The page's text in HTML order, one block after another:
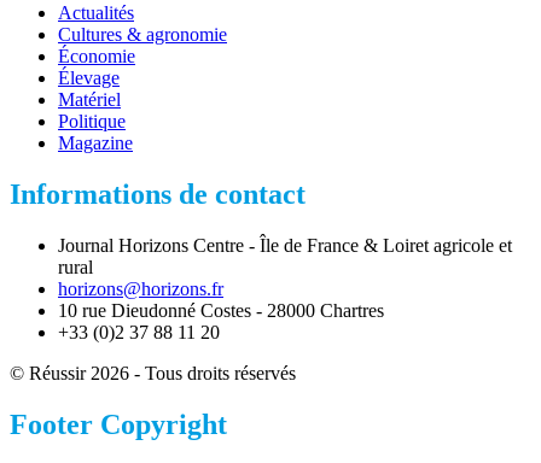
Actualités
Cultures & agronomie
Économie
Élevage
Matériel
Politique
Magazine
Informations de contact
Journal Horizons Centre - Île de France & Loiret agricole et
rural
horizons@horizons.fr
10 rue Dieudonné Costes - 28000 Chartres
+33 (0)2 37 88 11 20
© Réussir 2026 - Tous droits réservés
Footer Copyright